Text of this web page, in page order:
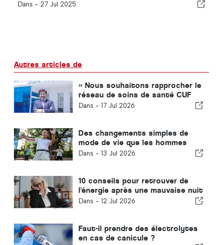
Dans - 27 Jul 2025
Autres articles de
« Nous souhaitons rapprocher le
réseau de soins de santé CUF
des personnes et des
Dans - 17 Jul 2026
Des changements simples de
mode de vie que les hommes
devraient adopter tous les dix
Dans - 13 Jul 2026
10 conseils pour retrouver de
l'énergie après une mauvaise nuit
de sommeil
Dans - 12 Jul 2026
Faut-il prendre des électrolytes
en cas de canicule ?